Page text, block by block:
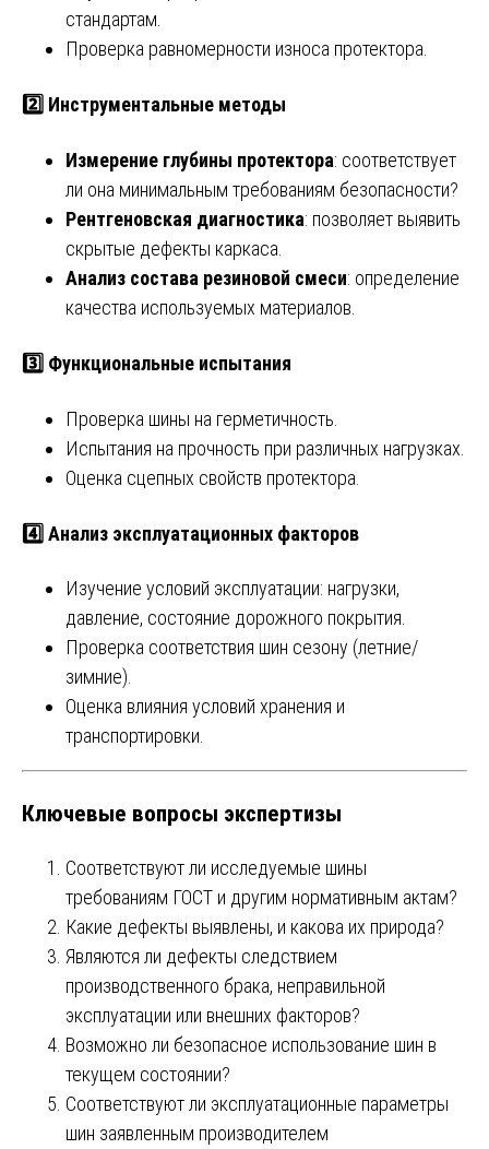
стандартам.
Проверка равномерности износа протектора.
2️⃣ Инструментальные методы
Измерение глубины протектора: соответствует
ли она минимальным требованиям безопасности?
Рентгеновская диагностика: позволяет выявить
скрытые дефекты каркаса.
Анализ состава резиновой смеси: определение
качества используемых материалов.
3️⃣ Функциональные испытания
Проверка шины на герметичность.
Испытания на прочность при различных нагрузках.
Оценка сцепных свойств протектора.
4️⃣Анализ эксплуатационных факторов
Изучение условий эксплуатации: нагрузки,
давление, состояние дорожного покрытия.
Проверка соответствия шин сезону (летние/
зимние).
Оценка влияния условий хранения и
транспортировки.
Ключевые вопросы экспертизы
Соответствуют ли исследуемые шины
требованиям ГОСТ и другим нормативным актам?
Какие дефекты выявлены, и какова их природа?
Являются ли дефекты следствием
производственного брака, неправильной
эксплуатации или внешних факторов?
Возможно ли безопасное использование шин в
текущем состоянии?
Соответствуют ли эксплуатационные параметры
шин заявленным производителем